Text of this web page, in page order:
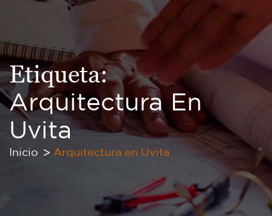
Etiqueta:
Arquitectura En
Uvita
Inicio Arquitectura en Uvita